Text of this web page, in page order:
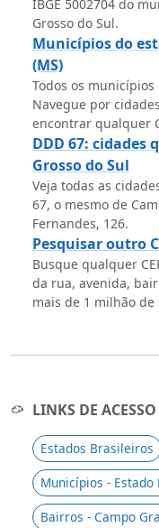
IBGE 5002704 do
Grosso do Sul.
Municípios do
(MS)
Todos os
Navegue por
encontrar qualquer
DDD 67: cidades
Grosso do Sul
Veja todas as
67, o mesmo de
Fernandes, 126.
Pesquisar outro
Busque qualquer
da rua, avenida,
mais de 1 milhão de
LINKS DE
Estados Brasileiros
Municípios - Estado
Bairros - Campo